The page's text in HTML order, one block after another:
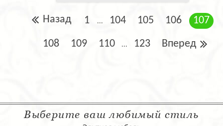
Назад 1 ... 104 105 106 107
108 109 110 ... 123 Вперед
Выберите ваш любимый стиль